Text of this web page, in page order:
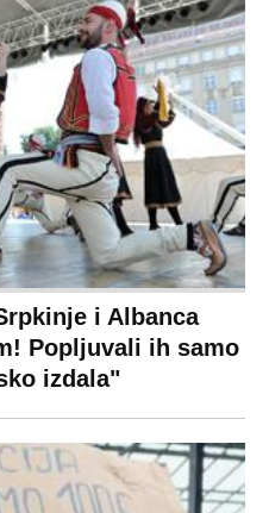
i Albanca
Popljuvali ih samo
izdala"